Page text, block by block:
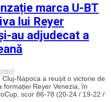
Veneția:
„Am
avut
atitudinea
potrivită
și
un
măsură”
marca U-BT
lui Reyer
au adjudecat a
on
REMONTADA
de
senzație
marca
Napoca a reușit o victorie de
Reyer Venezia, în
scor 86-78 (20-24 / 19-22 /